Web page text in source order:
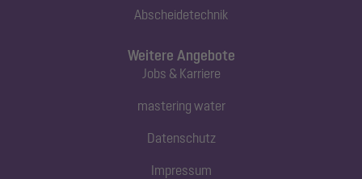
Abscheidetechnik
Weitere Angebote
Jobs & Karriere
mastering water
Datenschutz
Impressum